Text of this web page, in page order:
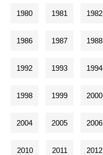
1980 1981 1982
1986 1987 1988
1992 1993 1994
1998 1999 2000
2004 2005 2006
2010 2011 2012